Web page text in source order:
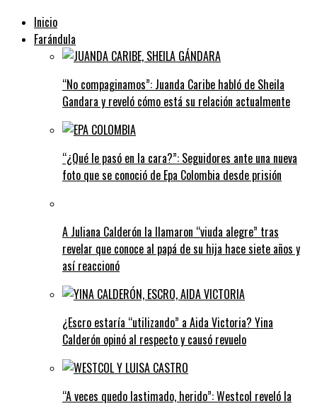
Inicio
Farándula
“No compaginamos”: Juanda Caribe habló de Sheila
Gandara y reveló cómo está su relación actualmente
“¿Qué le pasó en la cara?”: Seguidores ante una nueva
foto que se conoció de Epa Colombia desde prisión
A Juliana Calderón la llamaron “viuda alegre” tras
revelar que conoce al papá de su hija hace siete años y
así reaccionó
¿Escro estaría “utilizando” a Aida Victoria? Yina
Calderón opinó al respecto y causó revuelo
“A veces quedo lastimado, herido”: Westcol reveló la